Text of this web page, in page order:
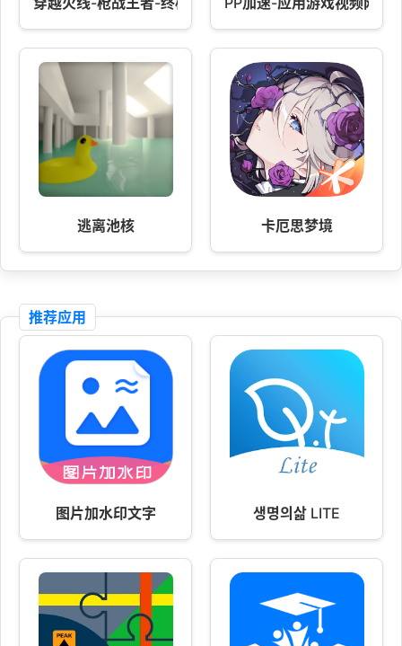
逃离池核 卡厄思梦境
推荐应用
图片加水印文字 생명의삶 LITE